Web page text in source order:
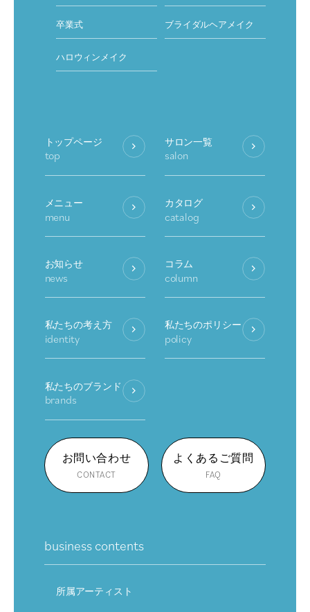
卒業式 ブライダルヘアメイク
ハロウィンメイク
トップページ
top
サロン一覧
salon
メニュー
menu
カタログ
catalog
お知らせ
news
コラム
column
私たちの考え方
identity
私たちのポリシー
policy
私たちのブランド
brands
お問い合わせ
CONTACT
よくあるご質問
FAQ
business contents
所属アーティスト